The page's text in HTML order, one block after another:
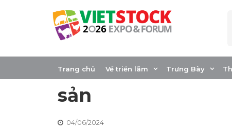
Trang chủ Về triển lãm Trưng Bày
Nâng tầm giá trị
Vai trò của các
sản
04/06/2024